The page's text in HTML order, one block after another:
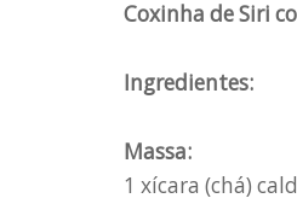
Coxinha de Siri
Ingredientes:
Massa:
1 xícara (chá)